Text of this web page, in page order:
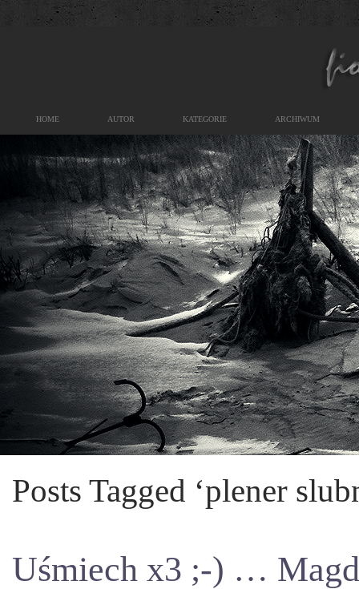
HOME AUTOR KATEGORIE ARCHIWUM
Posts Tagged ‘plener
Uśmiech x3 ;-) …